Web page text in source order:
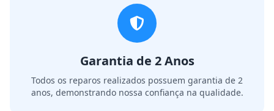
Garantia de 2 Anos
Todos os reparos realizados possuem garantia de 2
anos, demonstrando nossa confiança na qualidade.